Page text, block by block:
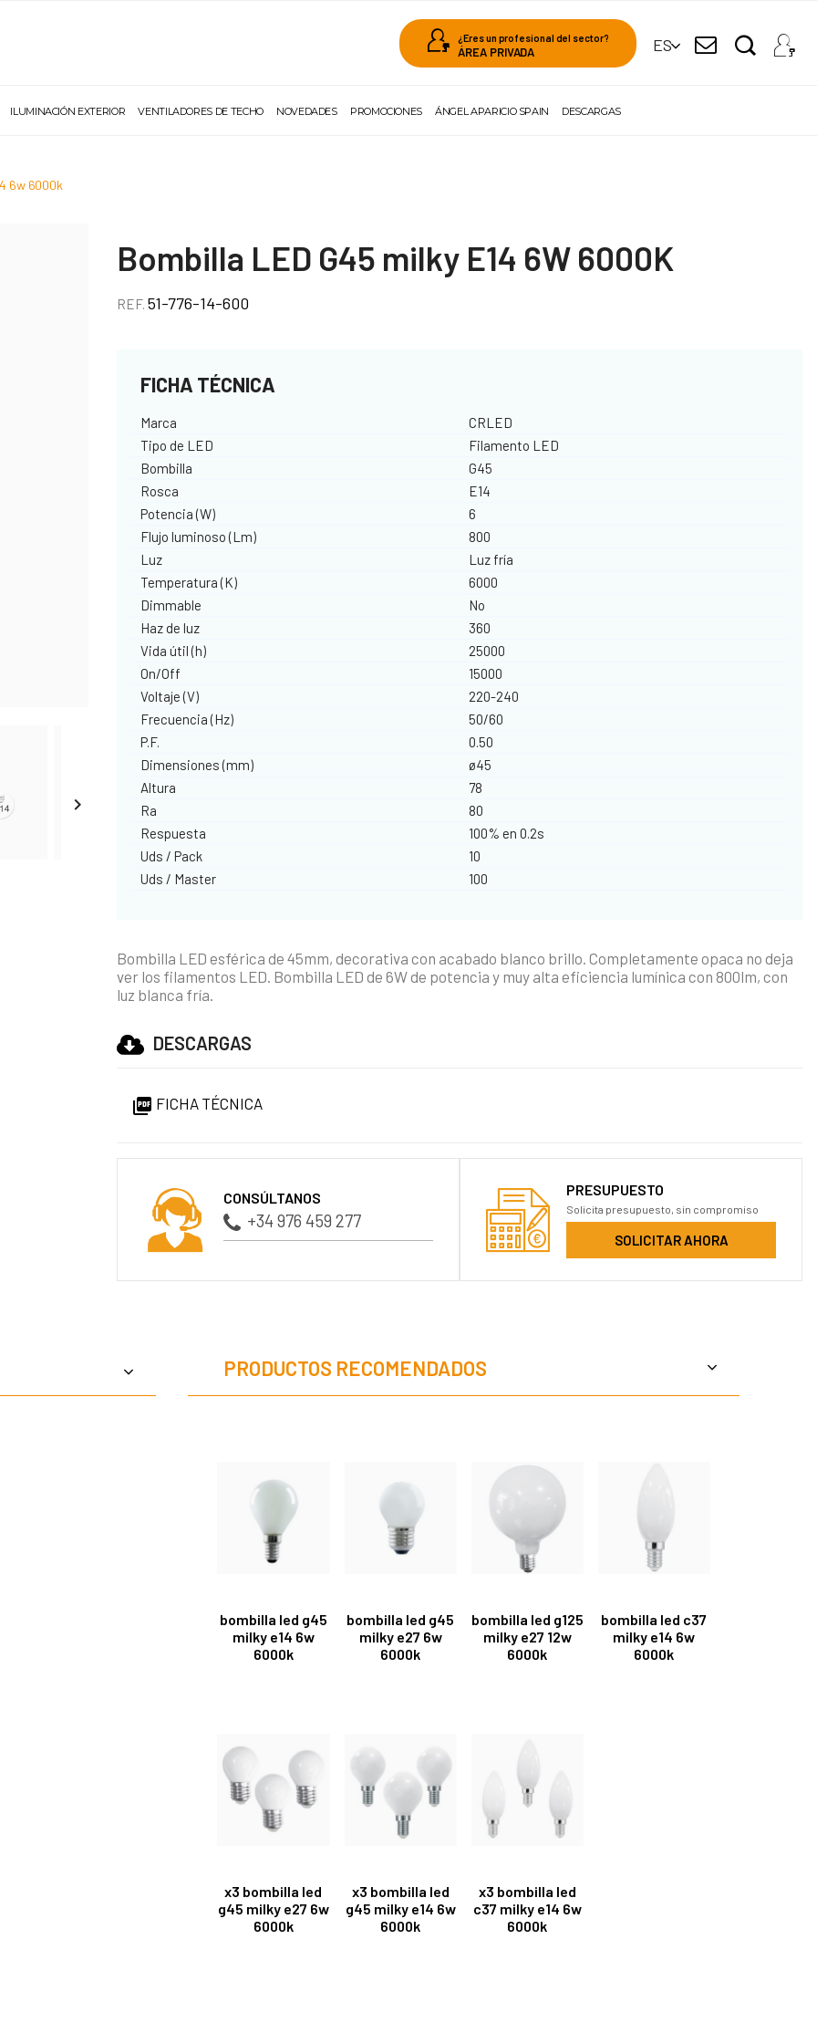
¿Eres un profesional del sector?
ÁREA PRIVADA ES
ILUMINACIÓN EXTERIOR VENTILADORES DE TECHO NOVEDADES PROMOCIONES ÁNGEL APARICIO SPAIN DESCARGAS
6w 6000k

Bombilla LED G45 milky E14 6W 6000K
REF.51-776-14-600
FICHA TÉCNICA
Marca
CRLED
Tipo de LED
Filamento LED
Bombilla
G45
Rosca
E14
Potencia (W)
6
Flujo luminoso (Lm)
800
Luz
Luz fría
Temperatura (K)
6000
Dimmable
No
Haz de luz
360
Vida útil (h)
25000
On/Off
15000
Voltaje (V)
220-240
Frecuencia (Hz)
50/60
P.F.
0.50
Dimensiones (mm)
ø45
Altura
78
Ra
80
Respuesta
100% en 0.2s
Uds / Pack
10
Uds / Master
100
Bombilla LED esférica de 45mm, decorativa con acabado blanco brillo. Completamente opaca no deja
ver los filamentos LED. Bombilla LED de 6W de potencia y muy alta eficiencia lumínica con 800lm, con
luz blanca fría.
DESCARGAS
 FICHA TÉCNICA
CONSÚLTANOS
+34 976 459 277
PRESUPUESTO
Solicita presupuesto, sin compromiso
SOLICITAR AHORA
PRODUCTOS RECOMENDADOS
bombilla led g45
milky e14 6w
6000k
bombilla led g45
milky e27 6w
6000k
bombilla led g125
milky e27 12w
6000k
bombilla led c37
milky e14 6w
6000k
x3 bombilla led
g45 milky e27 6w
6000k
x3 bombilla led
g45 milky e14 6w
6000k
x3 bombilla led
c37 milky e14 6w
6000k